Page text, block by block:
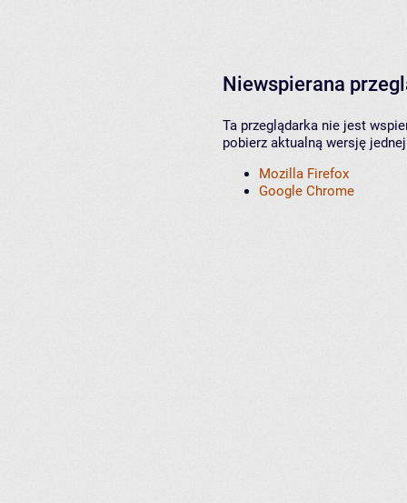
Niewspierana
Ta przeglądarka nie jest
pobierz aktualną wersję
Mozilla Firefox
Google Chrome